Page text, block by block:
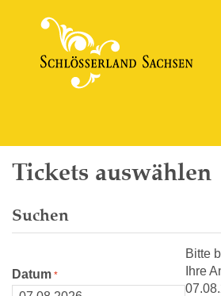
Tickets auswählen
Suchen
Datum
Bitte
Ihre